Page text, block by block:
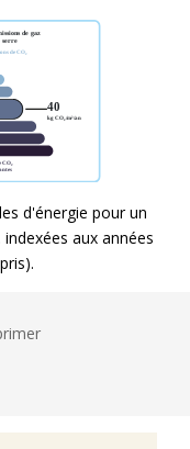
d'énergie pour un
aux années